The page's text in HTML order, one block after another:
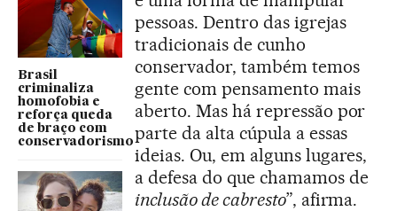
Brasil
criminaliza
homofobia e
reforça queda
de braço com
conservadorismo
pessoas. Dentro das igrejas
tradicionais de cunho
conservador, também temos
gente com pensamento mais
aberto. Mas há repressão por
parte da alta cúpula a essas
ideias. Ou, em alguns lugares,
a defesa do que chamamos de
inclusão de cabresto”, afirma.